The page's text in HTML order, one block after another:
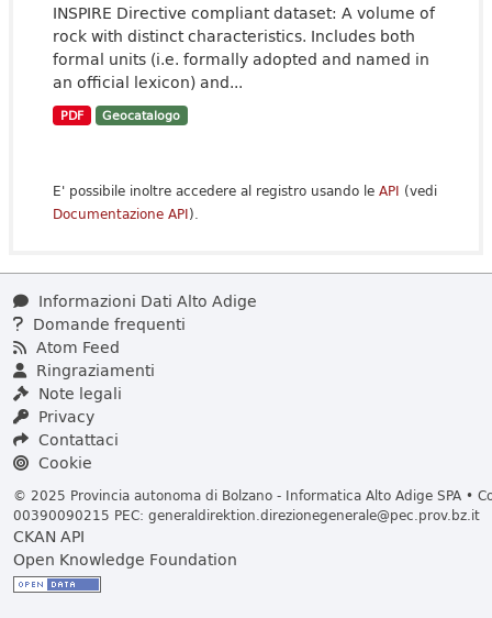
INSPIRE Directive compliant dataset: A volume of
rock with distinct characteristics. Includes both
formal units (i.e. formally adopted and named in
an official lexicon) and...
PDF Geocatalogo
E' possibile inoltre accedere al registro usando le API (vedi
Documentazione API).
Informazioni Dati Alto Adige
Domande frequenti
Atom Feed
Ringraziamenti
Note legali
Privacy
Contattaci
Cookie
© 2025 Provincia autonoma di Bolzano - Informatica Alto Adige SPA •
00390090215 PEC: generaldirektion.direzionegenerale@pec.prov.bz.it
CKAN API
Open Knowledge Foundation